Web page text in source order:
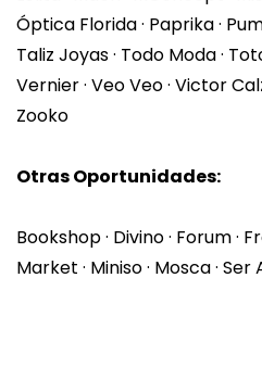
Óptica Florida · Paprika ·
Taliz Joyas · Todo Moda ·
Vernier · Veo Veo · Victor
Zooko
Otras Oportunidades:
Bookshop · Divino · Forum ·
Market · Miniso · Mosca · Ser